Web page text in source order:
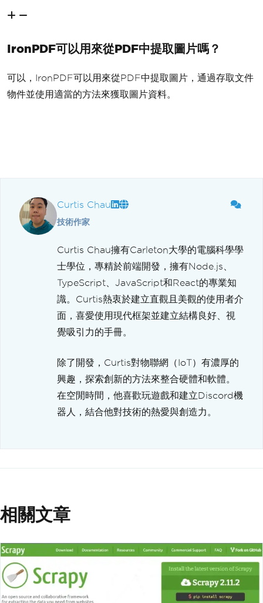
IronPDF可以用來從PDF中提取圖片嗎？
可以，IronPDF可以用來從PDF中提取圖片，通過存取文件
物件並使用適當的方法來獲取圖片資料。
Curtis Chau
技術作家
Curtis Chau擁有Carleton大學的電腦科學學
士學位，專精於前端開發，擁有Node.js、
TypeScript、JavaScript和React的專業知
識。Curtis熱衷於建立直觀且美觀的使用者介
面，喜愛使用現代框架並建立結構良好、視
覺吸引力的手冊。
除了開發，Curtis對物聯網（IoT）有濃厚的
興趣，探索創新的方法來整合硬體和軟體。
在空閒時間，他喜歡玩遊戲和建立Discord機
器人，結合他對技術的熱愛與創造力。
相關文章